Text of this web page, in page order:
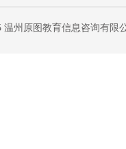
温州原图教育信息咨询有限